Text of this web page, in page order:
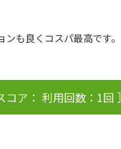
も良くコスパ最高です。
コア： 利用回数：1回 ］